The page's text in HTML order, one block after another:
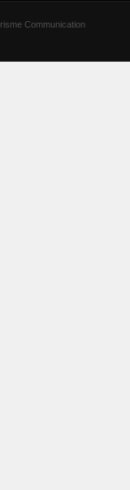
Communication